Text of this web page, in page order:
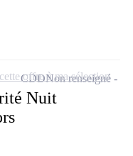
Nuit
CDDNon renseigné
offre à ma sélection